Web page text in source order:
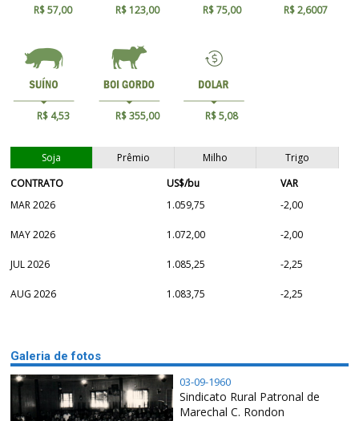
R$ 57,00 R$ 123,00 R$ 75,00 R$ 2,6007
R$ 4,53 R$ 355,00 R$ 5,08
Soja Prêmio Milho
Trigo
CONTRATO
US$/bu
VAR
MAR 2026
1.059,75 -2,00
MAY 2026 1.072,00 -2,00
JUL 2026 1.085,25 -2,25
AUG 2026 1.083,75 -2,25
Galeria de fotos
03-09-1960
Sindicato Rural Patronal de
Marechal C. Rondon